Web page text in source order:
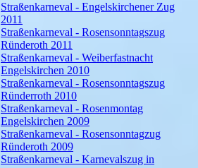
Straßenkarneval - Engelskirchener Zug
2011
Straßenkarneval - Rosensonntagszug
Ründeroth 2011
Straßenkarneval - Weiberfastnacht
Engelskirchen 2010
Straßenkarneval - Rosensonntagszug
Ründerroth 2010
Straßenkarneval - Rosenmontag
Engelskirchen 2009
Straßenkarneval - Rosensonntagzug
Ründeroth 2009
Straßenkarneval - Karnevalszug in